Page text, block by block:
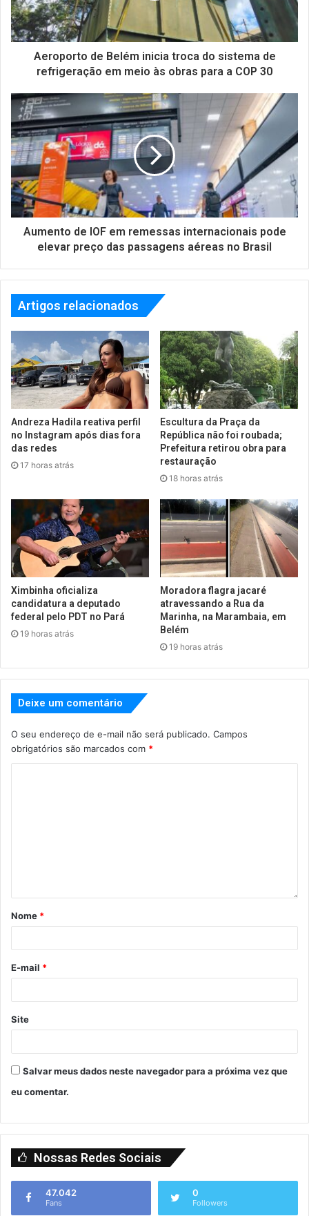
Aeroporto de Belém inicia troca do sistema de
refrigeração em meio às obras para a COP 30
Aumento de IOF em remessas internacionais pode
elevar preço das passagens aéreas no Brasil
Artigos relacionados
Andreza Hadila reativa perfil
no Instagram após dias fora
das redes
17 horas atrás
Escultura da Praça da
República não foi roubada;
Prefeitura retirou obra para
restauração
18 horas atrás
Ximbinha oficializa
candidatura a deputado
federal pelo PDT no Pará
19 horas atrás
Moradora flagra jacaré
atravessando a Rua da
Marinha, na Marambaia, em
Belém
19 horas atrás
Deixe um comentário
O seu endereço de e-mail não será publicado. Campos
obrigatórios são marcados com *
Nome *
E-mail *
Site
Salvar meus dados neste navegador para a próxima vez que
eu comentar.
Nossas Redes Sociais
47.042
Fans
0
Followers